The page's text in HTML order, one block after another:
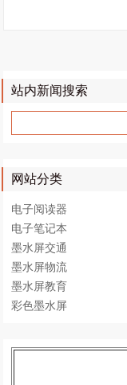
站内新闻搜索
网站分类
电子阅读器
电子笔记本
墨水屏交通
墨水屏物流
墨水屏教育
彩色墨水屏